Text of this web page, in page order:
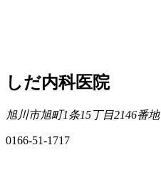
しだ内科医院
旭川市旭町1条15丁目2146番地
0166-51-1717